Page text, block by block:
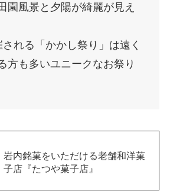
園風景と夕陽が綺麗が見え
れる「かかし祭り」は遠く
方も多いユニークなお祭り
岩内銘菓をいただける老舗和洋菓
子店『たつや菓子店』